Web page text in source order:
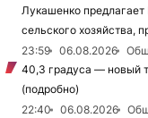
Лукашенко
сельского хозяйства,
23:59
06.08.2026
40,3 градуса — новый
(подробно)
22:40
06.08.2026